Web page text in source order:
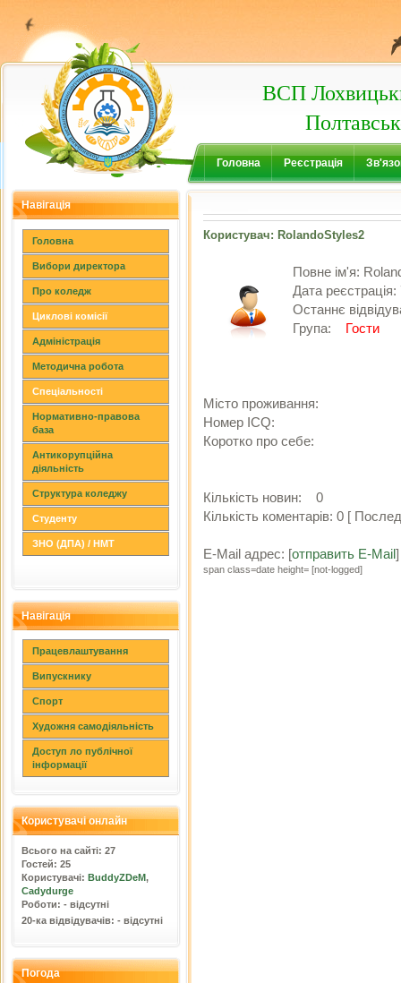
ВСП
Головна Реєстрація
Навігація
Головна
Вибори директора
Про коледж
Циклові комісії
Адміністрація
Методична робота
Спеціальності
Нормативно-правова
база
Антикорупційна
діяльність
Структура коледжу
Студенту
ЗНО (ДПА) / НМТ
Навігація
Працевлаштування
Випускнику
Спорт
Художня самодіяльність
Доступ ло публічної
інформації
Користувачі онлайн
Всього на сайті: 27
Гостей: 25
Користувачі: BuddyZDeM,
Cadydurge
Роботи: - відсутні
20-ка відвідувачів: - відсутні
Погода
Користувач: RolandoStyles2
Повне ім'я:
Дата реєстрація:
Останнє
Група: Гости
Місто проживання:
Номер ICQ:
Коротко про себе:
Кількість новин: 0
Кількість коментарів: 0 [
E-Mail адрес: [отправить E-Mail]
span class=date height= [not-logged]